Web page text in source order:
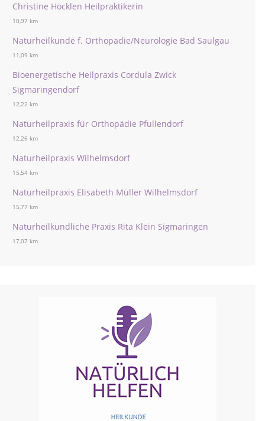
Christine Höcklen Heilpraktikerin
10,97 km
Naturheilkunde f. Orthopädie/Neurologie Bad Saulgau
11,09 km
Bioenergetische Heilpraxis Cordula Zwick
Sigmaringendorf
12,22 km
Naturheilpraxis für Orthopädie Pfullendorf
12,26 km
Naturheilpraxis Wilhelmsdorf
15,54 km
Naturheilpraxis Elisabeth Müller Wilhelmsdorf
15,77 km
Naturheilkundliche Praxis Rita Klein Sigmaringen
17,07 km